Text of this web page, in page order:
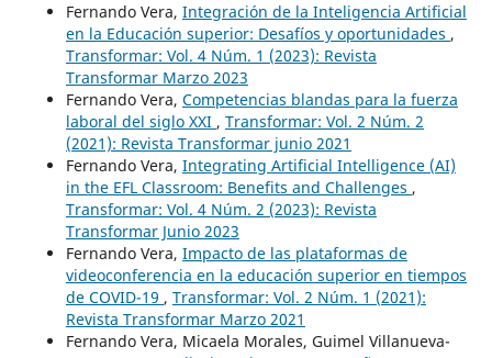
Fernando Vera, Integración de la Inteligencia Artificial
en la Educación superior: Desafíos y oportunidades ,
Transformar: Vol. 4 Núm. 1 (2023): Revista
Transformar Marzo 2023
Fernando Vera, Competencias blandas para la fuerza
laboral del siglo XXI , Transformar: Vol. 2 Núm. 2
(2021): Revista Transformar junio 2021
Fernando Vera, Integrating Artificial Intelligence (AI)
in the EFL Classroom: Benefits and Challenges ,
Transformar: Vol. 4 Núm. 2 (2023): Revista
Transformar Junio 2023
Fernando Vera, Impacto de las plataformas de
videoconferencia en la educación superior en tiempos
de COVID-19 , Transformar: Vol. 2 Núm. 1 (2021):
Revista Transformar Marzo 2021
Fernando Vera, Micaela Morales, Guimel Villanueva-